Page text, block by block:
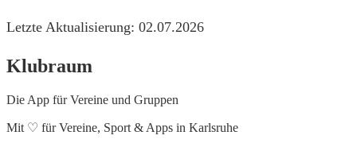
Letzte Aktualisierung: 02.07.2026
Klubraum
Die App für Vereine und Gruppen
Mit ♡ für Vereine, Sport & Apps in Karlsruhe